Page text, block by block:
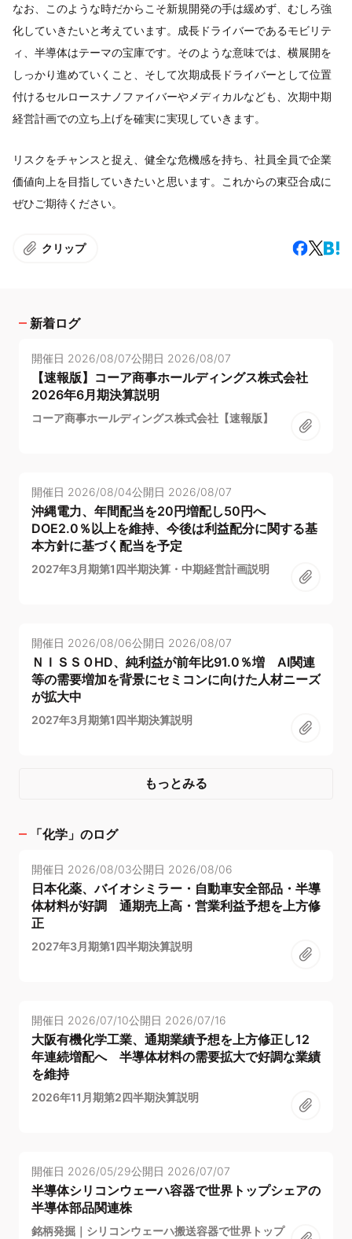
なお、このような時だからこそ新規開発の手は緩めず、むしろ強
化していきたいと考えています。成長ドライバーであるモビリテ
ィ、半導体はテーマの宝庫です。そのような意味では、横展開を
しっかり進めていくこと、そして次期成長ドライバーとして位置
付けるセルロースナノファイバーやメディカルなども、次期中期
経営計画での立ち上げを確実に実現していきます。
リスクをチャンスと捉え、健全な危機感を持ち、社員全員で企業
価値向上を目指していきたいと思います。これからの東亞合成に
ぜひご期待ください。
クリップ
新着ログ
開催日 2026/08/07公開日 2026/08/07
【速報版】コーア商事ホールディングス株式会社
2026年6月期決算説明
コーア商事ホールディングス株式会社【速報版】
開催日 2026/08/04公開日 2026/08/07
沖縄電力、年間配当を20円増配し50円へ
DOE2.0％以上を維持、今後は利益配分に関する基
本方針に基づく配当を予定
2027年3月期第1四半期決算・中期経営計画説明
開催日 2026/08/06公開日 2026/08/07
ＮＩＳＳＯHD、純利益が前年比91.0％増 AI関連
等の需要増加を背景にセミコンに向けた人材ニーズ
が拡大中
2027年3月期第1四半期決算説明
もっとみる
「化学 」のログ
開催日 2026/08/03公開日 2026/08/06
日本化薬、バイオシミラー・自動車安全部品・半導
体材料が好調 通期売上高・営業利益予想を上方修
正
2027年3月期第1四半期決算説明
開催日 2026/07/10公開日 2026/07/16
大阪有機化学工業、通期業績予想を上方修正し12
年連続増配へ 半導体材料の需要拡大で好調な業績
を維持
2026年11月期第2四半期決算説明
開催日 2026/05/29公開日 2026/07/07
半導体シリコンウェーハ容器で世界トップシェアの
半導体部品関連株
銘柄発掘｜シリコンウェーハ搬送容器で世界トップ